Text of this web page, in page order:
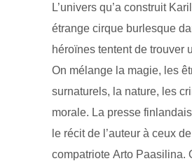
L’univers qu’a construit
étrange cirque burlesque
héroïnes tentent de trouver
On mélange la magie, les
surnaturels, la nature, les
morale. La presse
le récit de l’auteur à ceux
compatriote Arto Paasilina.